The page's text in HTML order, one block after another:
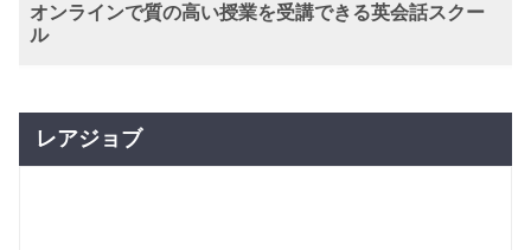
個人 レッ
グループレッスン
個人 レッ
スン (1対
10,000
オンラインで質の高い授業を受講できる英会話スクー
ル
レアジョブ